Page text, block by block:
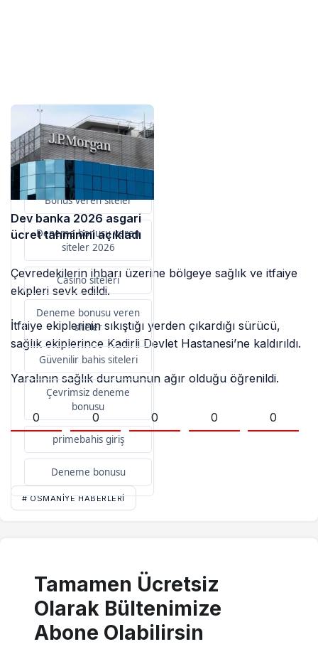
Sponsorlarımız
Bu içerik destekçileri
primebahis resmi giris
Bonus veren siteler
Deneme bonusu veren
siteler 2026
Casino siteleri
Deneme bonusu veren
siteler
Güvenilir bahis siteleri
Çevrimsiz deneme
bonusu
primebahis giriş
Deneme bonusu
Dev banka 2026 asgari
ücret tahminini açıkladı
Çevredekilerin ihbarı üzerine bölgeye sağlık ve itfaiye
ekipleri sevk edildi.
İtfaiye ekiplerinin sıkıştığı yerden çıkardığı sürücü,
sağlık ekiplerince Kadirli Devlet Hastanesi’ne kaldırıldı.
Yaralının sağlık durumunun ağır olduğu öğrenildi.
0 0 0 0 0
# OSMANIYE HABERLERI
Tamamen Ücretsiz
Olarak Bültenimize
Abone Olabilirsin